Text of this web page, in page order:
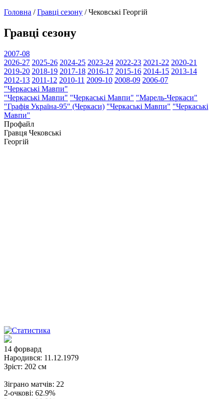
Головна /Гравці сезону /Чековські Георгій
Гравці сезону
2007-08
2026-27 2025-26 2024-25 2023-24 2022-23 2021-22 2020-21
2019-20 2018-19 2017-18 2016-17 2015-16 2014-15 2013-14
2012-13 2011-12 2010-11 2009-10 2008-09 2006-07
"Черкаські Мавпи"
"Черкаські Мавпи" "Черкаські Мавпи" "Марель-Черкаси"
"Графія Україна-95" (Черкаси) "Черкаські Мавпи" "Черкаські
Мавпи"
Профайл
Гравця Чековські
Георгій
14 форвард
Народився: 11.12.1979
Зріст: 202 см
Зіграно матчів: 22
2-очкові: 62.9%